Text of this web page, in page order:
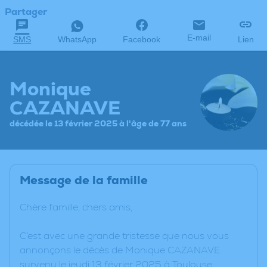
Partager
SMS WhatsApp Facebook E-mail Lien
Monique
CAZANAVE
décédée le 13 février 2025 à l'âge de 77 ans
Message de la famille
Chère famille, chers amis,
C’est avec une grande tristesse que nous vous
annonçons le décès de Monique CAZANAVE
survenu le jeudi 13 février 2025 à Toulouse.